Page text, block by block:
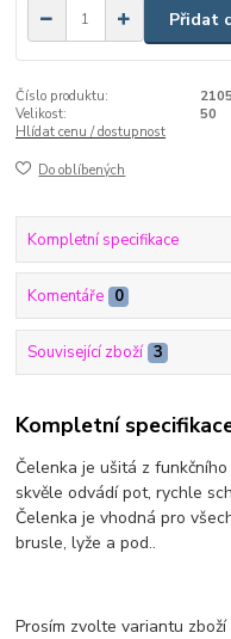
Přidat
Číslo produktu:
Velikost:
50
Hlídat cenu / dostupnost
Do oblíbených
Kompletní specifikace
Komentáře 0
Související zboží 3
Kompletní
Čelenka je ušitá z
skvěle odvádí pot, rychle
Čelenka je vhodná pro
brusle, lyže a pod..
Prosím zvolte variantu